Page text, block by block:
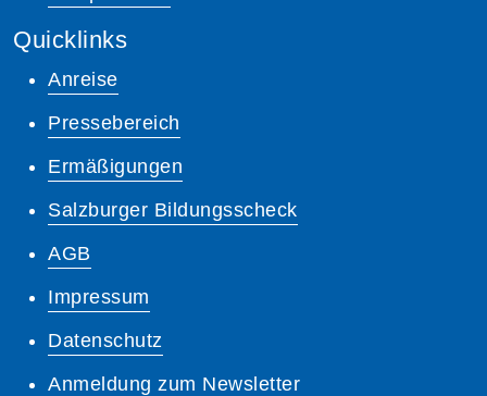
Quicklinks
Anreise
Pressebereich
Ermäßigungen
Salzburger Bildungsscheck
AGB
Impressum
Datenschutz
Anmeldung zum Newsletter